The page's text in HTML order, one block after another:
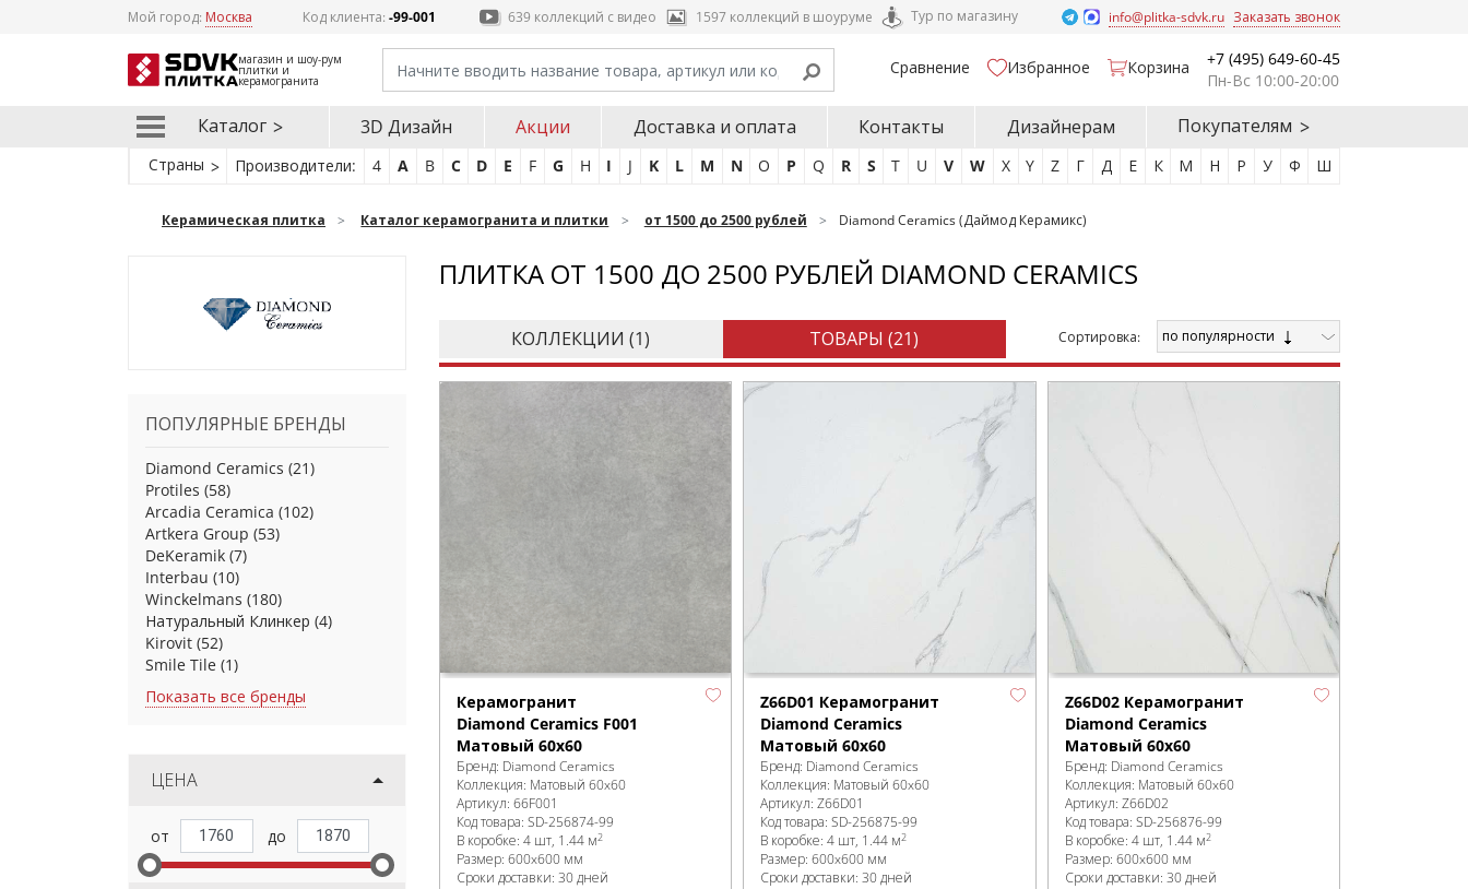
Мой город: Москва Код клиента:-99-001 639 коллекций с видео 1597 коллекций в шоуруме Тур по магазину info@plitka-sdvk.ru Заказать звонок
магазин и шоу-рум
плитки и
керамогранита
Сравнение Избранное Корзина
+7 (495) 649-60-45
Пн-Вс 10:00-20:00
Каталог 3D Дизайн Акции Доставка и оплата Контакты Дизайнерам Покупателям
Страны Производители: 4 A B C D E F G H I J K L M N O P Q R S T U V W X Y Z Г Д Е К М Н Р У Ф Ш
Керамическая плитка Каталог керамогранита и плитки от 1500 до 2500 рублей Diamond Ceramics (Даймод Керамикс)
ПОПУЛЯРНЫЕ БРЕНДЫ
Diamond Ceramics (21)
Protiles (58)
Arcadia Ceramica (102)
Artkera Group (53)
DeKeramik (7)
Interbau (10)
Winckelmans (180)
Натуральный Клинкер (4)
Kirovit (52)
Smile Tile (1)
Показать все бренды
ЦЕНА
ПЛИТКА ОТ 1500 ДО 2500 РУБЛЕЙ DIAMOND CERAMICS
КОЛЛЕКЦИИ (1) ТОВАРЫ (21) Cортировка: по популярности
Керамогранит
Diamond Ceramics F001
Матовый 60x60
Бренд: Diamond Ceramics
Коллекция: Матовый 60x60
Артикул: 66F001
Код товара: SD-256874-99
В коробке: 4 шт, 1.44 м2
Размер: 600x600 мм
Сроки доставки: 30 дней
Z66D01 Керамогранит
Diamond Ceramics
Матовый 60x60
Бренд: Diamond Ceramics
Коллекция: Матовый 60x60
Артикул:Z66D01
Код товара:SD-256875-99
В коробке:4 шт, 1.44 м2
Размер:600x600 мм
Сроки доставки: 30 дней
Z66D02 Керамогранит
Diamond Ceramics
Матовый 60x60
Бренд: Diamond Ceramics
Коллекция: Матовый 60x60
Артикул: Z66D02
Код товара: SD-256876-99
В коробке: 4 шт, 1.44 м2
Размер: 600x600 мм
Сроки доставки: 30 дней